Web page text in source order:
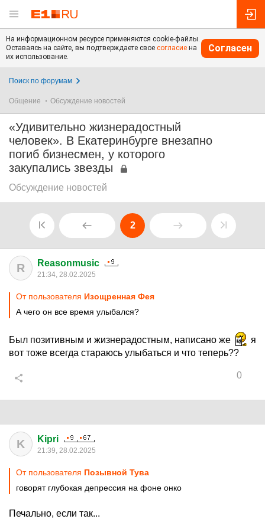
На информационном ресурсе применяются cookie-файлы.
Оставаясь на сайте, вы подтверждаете свое согласие на
их использование.
Согласен
Поиск по форумам
Общение Обсуждение новостей
«Удивительно жизнерадостный
человек». В Екатеринбурге внезапно
погиб бизнесмен, у которого
закупались звезды
Обсуждение новостей
2
R Reasonmusic
21:34, 28.02.2025
От пользователя Изощренная Фея
А чего он все время улыбался?
Был позитивным и жизнерадостным, написано же
я
вот тоже всегда стараюсь улыбаться и что теперь??
0
K Kipri
21:39, 28.02.2025
От пользователя Позывной Тува
говорят глубокая депрессия на фоне онко
Печально, если так...